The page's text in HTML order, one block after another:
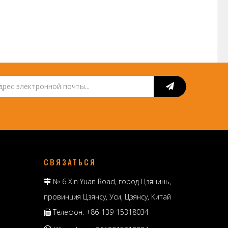
СВЯЗАТЬСЯ
 № 6 Xin Yuan Road, город Цзянинь,
провинция Цзянсу, Уси, Цзянсу, Китай
Телефон: +86-139-15318034